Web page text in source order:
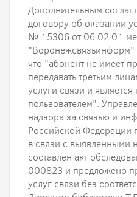
Дополнительным
договору об оказании
№ 15306 от 06.02.01
"Воронежсвязьинформ"
что "абонент не имеет
передавать третьим
услуги связи и
пользователем".
надзора за связью и
Российской Федерации
в связи с выявленными
составлен акт
000823 и предложено
услуг связи без